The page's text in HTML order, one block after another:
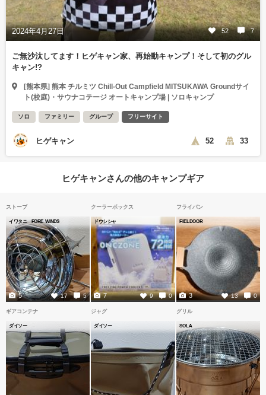
2024年4月27日 52 7
ご無沙汰してます！ヒゲキャン家、再始動キャンプ！そして初のグル
キャン!?
[熊本県] 熊本 チルミツ Chill-Out Campfield MITSUKAWA Groundサイ
ト(校庭)・サウナコテージ オートキャンプ場 | ソロキャンプ
ソロ ファミリー グループ フリーサイト
ヒゲキャン 52 33
ヒゲキャンさんの他のキャンプギア
ストーブ
イワタニ FORE WINDS
17 5
5
クーラーボックス
ドウシシャ
9 0
7
フライパン
FIELDOOR
13 0
3
ギアコンテナ
ダイソー
ジャグ
ダイソー
グリル
SOLA